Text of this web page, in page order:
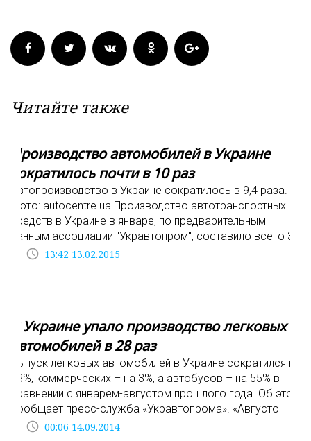
Читайте также
Производство автомобилей в Украине
сократилось почти в 10 раз
Автопроизводство в Украине сократилось в 9,4 раза.
Фото: autocentre.ua Производство автотранспортных
средств в Украине в январе, по предварительным
данным ассоциации "Укравтопром", составило всего 3
access_time 13:42 13.02.2015
В Украине упало производство легковых
автомобилей в 28 раз
Выпуск легковых автомобилей в Украине сократился на
13%, коммерческих – на 3%, а автобусов – на 55% в
сравнении с январем-августом прошлого года. Об этом
сообщает пресс-служба «Укравтопрома». «Августо
access_time 00:06 14.09.2014